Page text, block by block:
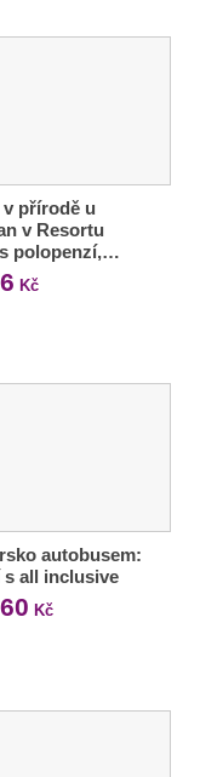
v přírodě u
v Resortu
polopenzí,…
Kč
autobusem:
s all inclusive
Kč